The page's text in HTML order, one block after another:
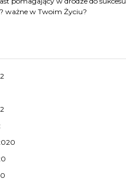
ważne w Twoim Życiu?